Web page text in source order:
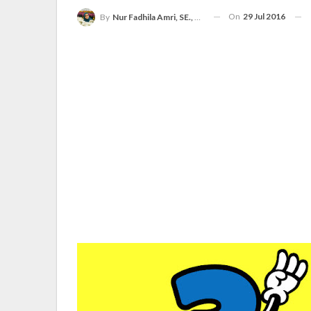
By Nur Fadhila Amri, SE., Ak., M.Si On 29 Jul 2016